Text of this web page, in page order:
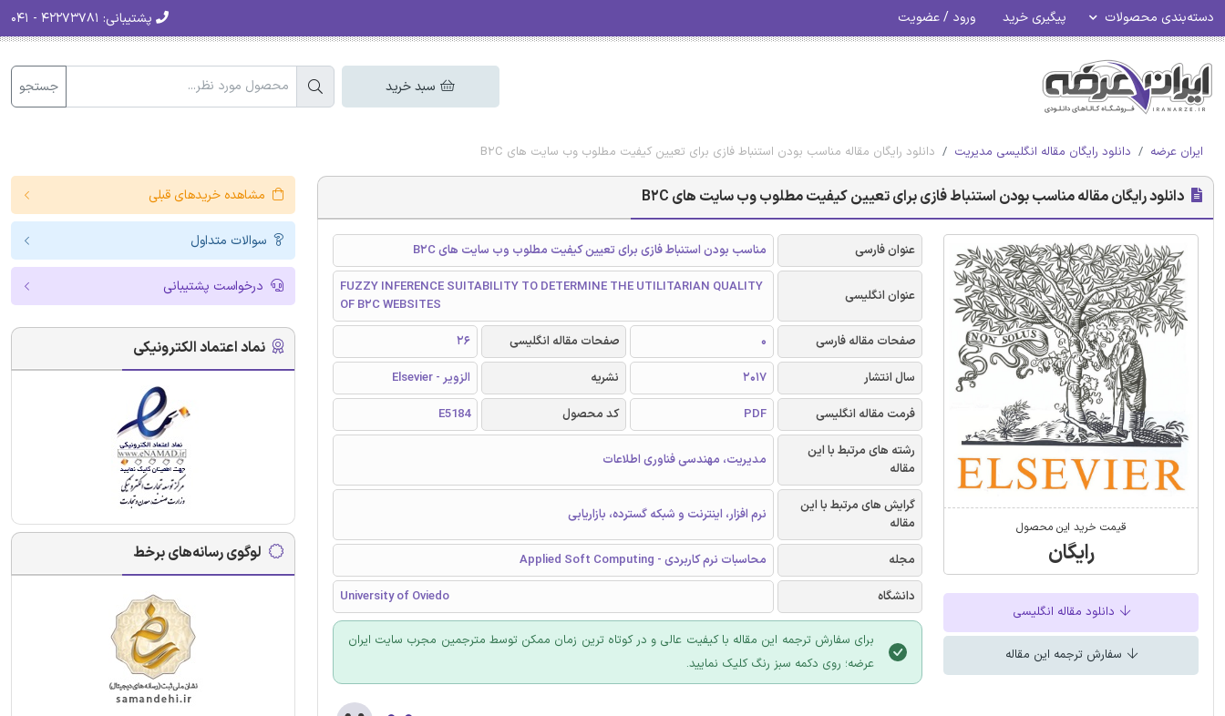
دسته‌بندی محصولات پیگیری خرید ورود / عضویت پشتیبانی:
سبد خرید جستجو
ایران عرضه دانلود رایگان مقاله انگلیسی مدیریت دانلود رایگان مقاله مناسب بودن استنباط فازی برای تعیین کیفیت مطلوب وب سایت های B2C
دانلود رایگان مقاله مناسب بودن استنباط فازی برای تعیین کیفیت مطلوب وب سایت های B2C
قیمت خرید این محصول
رایگان
دانلود مقاله انگلیسی
سفارش ترجمه این مقاله
عنوان فارسی مناسب بودن استنباط فازی برای تعیین کیفیت مطلوب وب سایت های B2C
عنوان انگلیسی
FUZZY INFERENCE SUITABILITY TO DETERMINE THE UTILITARIAN QUALITY
OF B2C WEBSITES
صفحات مقاله فارسی
0 صفحات مقاله انگلیسی
26
سال انتشار
2017 نشریه
الزویر - Elsevier
فرمت مقاله انگلیسی
PDF کد محصول
E5184
رشته های مرتبط با این
مقاله
مدیریت، مهندسی فناوری اطلاعات
گرایش های مرتبط با این
مقاله
نرم افزار، اینترنت و شبکه گسترده، بازاریابی
مجله
محاسبات نرم کاربردی - Applied Soft Computing
دانشگاه
University of Oviedo
برای سفارش ترجمه این مقاله با کیفیت عالی و در کوتاه ترین زمان ممکن توسط مترجمین مجرب سایت ایران
عرضه؛ روی دکمه سبز رنگ کلیک نمایید.
مشاهده خریدهای قبلی
سوالات متداول
درخواست پشتیبانی
نماد اعتماد الکترونیکی
لوگوی رسانه‌های برخط